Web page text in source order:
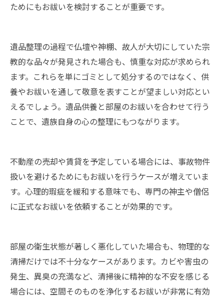
ためにもお祓いを検討することが重要です。
遺品整理の過程で仏壇や神棚、故人が大切にしていた宗
教的な品々が発見された場合も、慎重な対応が求められ
ます。これらを単にゴミとして処分するのではなく、供
養やお祓いを通して敬意を表すことが望ましい対応とい
えるでしょう。遺品供養と部屋のお祓いを合わせて行う
ことで、遺族自身の心の整理にもつながります。
不動産の売却や賃貸を予定している場合には、事故物件
扱いを避けるためにもお祓いを行うケースが増えていま
す。心理的瑕疵を緩和する意味でも、専門の神主や僧侶
に正式なお祓いを依頼することが効果的です。
部屋の衛生状態が著しく悪化していた場合も、物理的な
清掃だけでは不十分なケースがあります。カビや害虫の
発生、異臭の充満など、清掃後に精神的な不安を感じる
場合には、空間そのものを浄化するお祓いが非常に有効